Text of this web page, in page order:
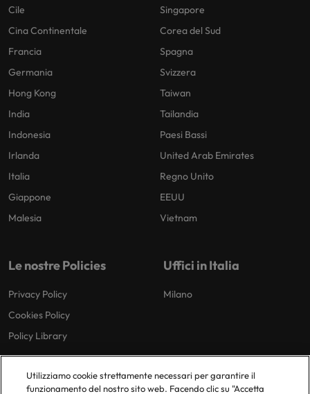
Cile
Cina Continentale
Francia
Germania
Hong Kong
India
Indonesia
Irlanda
Italia
Giappone
Malesia
Singapore
Corea del Sud
Spagna
Svizzera
Taiwan
Tailandia
Paesi Bassi
United Arab Emirates
Regno Unito
EEUU
Vietnam
Le nostre Policies
Privacy Policy
Cookies Policy
Policy Library
Uffici in Italia
Milano
Utilizziamo cookie strettamente necessari per garantire il
funzionamento del nostro sito web. Facendo clic su "Accetta